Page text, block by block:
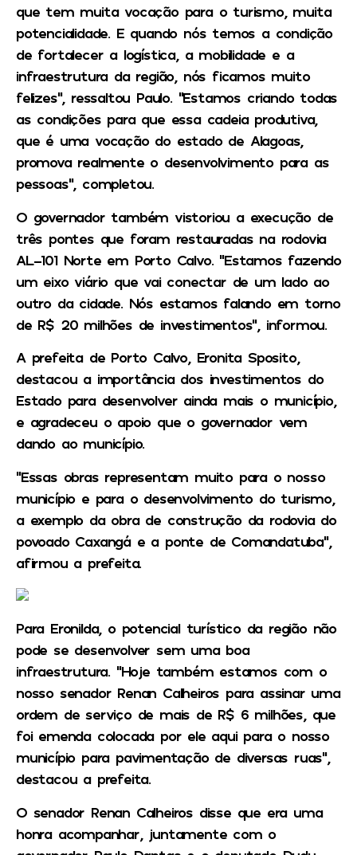
que tem muita vocação para o turismo, muita
potencialidade. E quando nós temos a condição
de fortalecer a logística, a mobilidade e a
infraestrutura da região, nós ficamos muito
felizes”, ressaltou Paulo. “Estamos criando todas
as condições para que essa cadeia produtiva,
que é uma vocação do estado de Alagoas,
promova realmente o desenvolvimento para as
pessoas”, completou.
O governador também vistoriou a execução de
três pontes que foram restauradas na rodovia
AL-101 Norte em Porto Calvo. “Estamos fazendo
um eixo viário que vai conectar de um lado ao
outro da cidade. Nós estamos falando em torno
de R$ 20 milhões de investimentos”, informou.
A prefeita de Porto Calvo, Eronita Sposito,
destacou a importância dos investimentos do
Estado para desenvolver ainda mais o município,
e agradeceu o apoio que o governador vem
dando ao município.
“Essas obras representam muito para o nosso
município e para o desenvolvimento do turismo,
a exemplo da obra de construção da rodovia do
povoado Caxangá e a ponte de Comandatuba”,
afirmou a prefeita.
Para Eronilda, o potencial turístico da região não
pode se desenvolver sem uma boa
infraestrutura. “Hoje também estamos com o
nosso senador Renan Calheiros para assinar uma
ordem de serviço de mais de R$ 6 milhões, que
foi emenda colocada por ele aqui para o nosso
município para pavimentação de diversas ruas”,
destacou a prefeita.
O senador Renan Calheiros disse que era uma
honra acompanhar, juntamente com o